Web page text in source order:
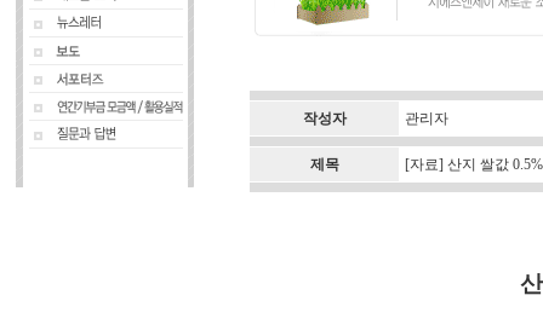
작성자 관리자
제목 [자료] 산지 쌀값